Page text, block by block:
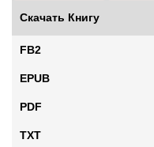
Скачать Книгу
FB2
EPUB
PDF
TXT